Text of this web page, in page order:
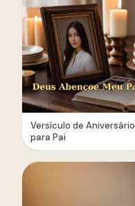
Versículo de Aniversário
para Pai